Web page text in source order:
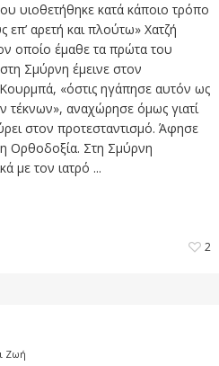
υιοθετήθηκε κατά κάποιο τρόπο
αρετή και πλούτω» Χατζή
οποίο έμαθε τα πρώτα του
Σμύρνη έμεινε στον
«όστις ηγάπησε αυτόν ως
τέκνων», αναχώρησε όμως γιατί
στον προτεσταντισμό. Άφησε
Ορθοδοξία. Στη Σμύρνη
με τον ιατρό ...
2
Ζωή